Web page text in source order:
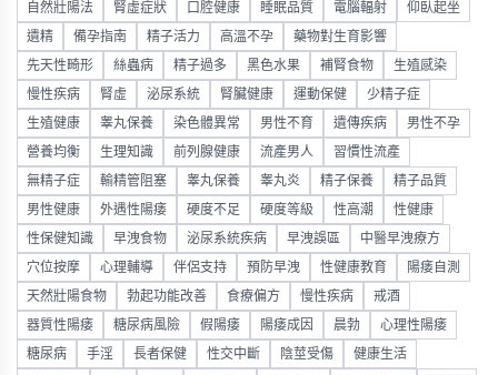
自然壯陽法 腎虛症狀 口腔健康 睡眠品質 電腦輻射 仰臥起坐
遺精 備孕指南 精子活力 高溫不孕 藥物對生育影響
先天性畸形 絲蟲病 精子過多 黑色水果 補腎食物 生殖感染
慢性疾病 腎虛 泌尿系統 腎臟健康 運動保健 少精子症
生殖健康 睾丸保養 染色體異常 男性不育 遺傳疾病 男性不孕
營養均衡 生理知識 前列腺健康 流產男人 習慣性流產
無精子症 輸精管阻塞 睾丸保養 睾丸炎 精子保養 精子品質
男性健康 外遇性陽痿 硬度不足 硬度等級 性高潮 性健康
性保健知識 早洩食物 泌尿系統疾病 早洩誤區 中醫早洩療方
穴位按摩 心理輔導 伴侶支持 預防早洩 性健康教育 陽痿自測
天然壯陽食物 勃起功能改善 食療偏方 慢性疾病 戒酒
器質性陽痿 糖尿病風險 假陽痿 陽痿成因 晨勃 心理性陽痿
糖尿病 手淫 長者保健 性交中斷 陰莖受傷 健康生活